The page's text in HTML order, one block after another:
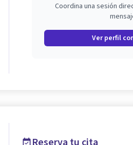
Coordina una sesión
Ver perfil